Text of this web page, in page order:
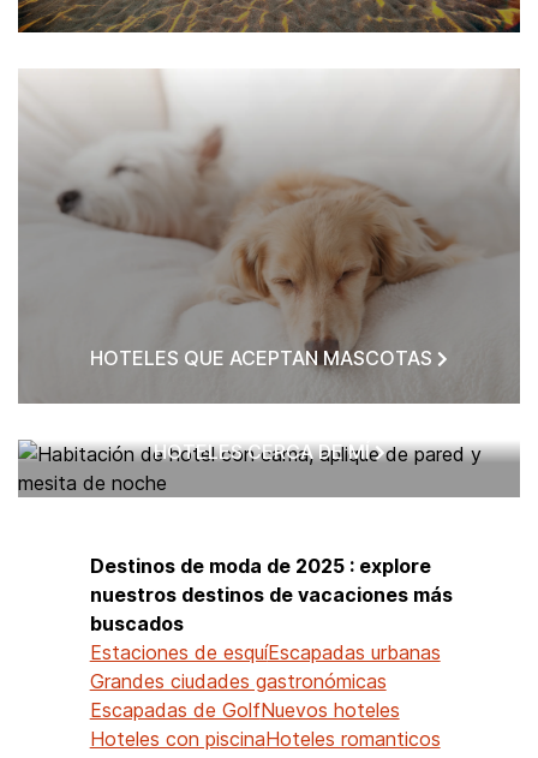
HOTELES QUE ACEPTAN MASCOTAS
HOTELES CERCA DE MÍ
Destinos de moda de 2025 : explore
nuestros destinos de vacaciones más
buscados
Estaciones de esquíEscapadas urbanas
Grandes ciudades gastronómicas
Escapadas de GolfNuevos hoteles
Hoteles con piscinaHoteles romanticos